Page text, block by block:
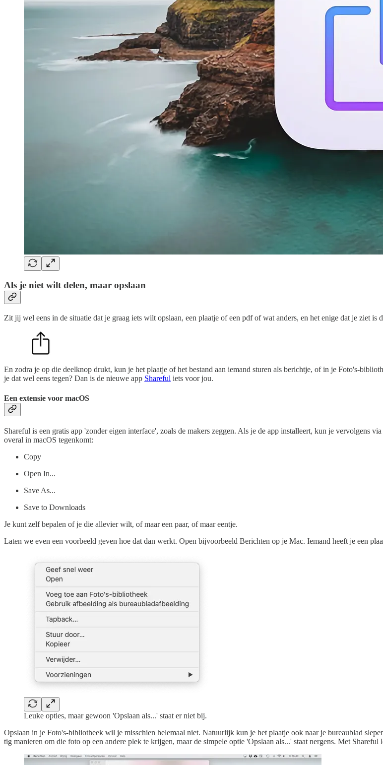
Als je niet wilt delen, maar opslaan
Zit jij wel eens in de situatie dat je graag iets wilt opslaan, een plaatje of een pdf of wat anders, en het enige dat je ziet is
En zodra je op die deelknop drukt, kun je het plaatje of het bestand aan iemand sturen als berichtje, of in je Foto's-
je dat wel eens tegen? Dan is de nieuwe app Shareful iets voor jou.
Een extensie voor macOS
Shareful is een gratis app 'zonder eigen interface', zoals de makers zeggen. Als je de app installeert, kun je vervolgens
overal in macOS tegenkomt:
Copy
Open In...
Save As...
Save to Downloads
Je kunt zelf bepalen of je die allevier wilt, of maar een paar, of maar eentje.
Laten we even een voorbeeld geven hoe dat dan werkt. Open bijvoorbeeld Berichten op je Mac. Iemand heeft je een
Leuke opties, maar gewoon 'Opslaan als...' staat er niet bij.
Opslaan in je Foto's-bibliotheek wil je misschien helemaal niet. Natuurlijk kun je het plaatje ook naar je bureaublad
tig manieren om die foto op een andere plek te krijgen, maar de simpele optie 'Opslaan als...' staat nergens. Met Shareful